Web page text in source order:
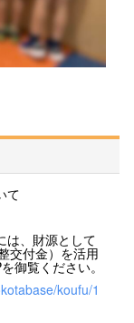
て
は、財源として
交付金）を活用
御覧ください。
koufu/1